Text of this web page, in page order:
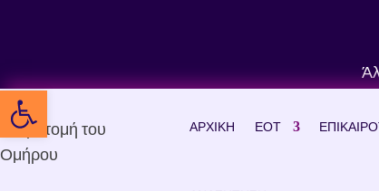
Ανοίξτε τη γραμμή εργαλείων
ΑΡΧΙΚΗ ΕΟΤ